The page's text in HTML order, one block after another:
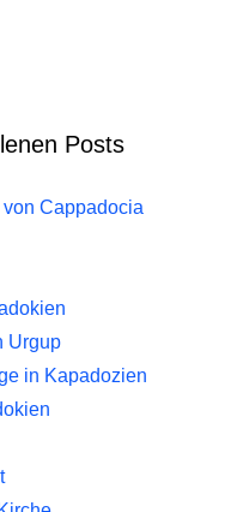
Posts
Cappadocia
Urgup
in Kapadozien